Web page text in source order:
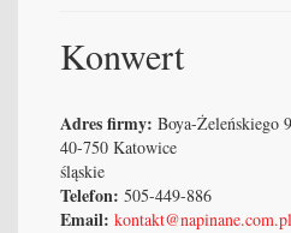
Konwert
Adres firmy: Boya-Żeleńskiego
40-750 Katowice
śląskie
Telefon: 505-449-886
Email: kontakt@napinane.com.pl